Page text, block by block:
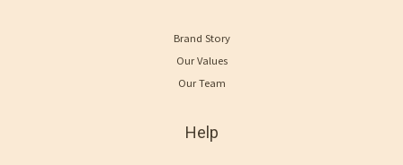
Brand Story
Our Values
Our Team
Help